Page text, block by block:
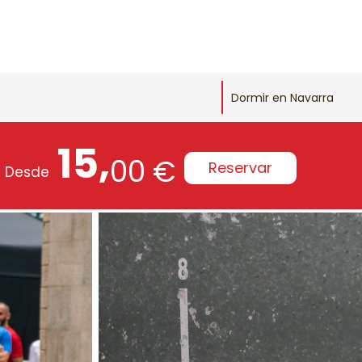
Dormir en Navarra
Desde 15,00 € Reservar